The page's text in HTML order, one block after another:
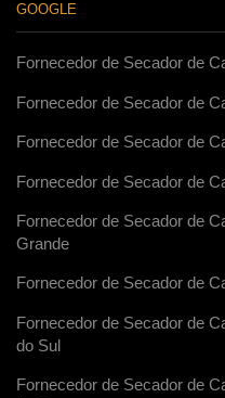
GOOGLE
Fornecedor de Secador de
Fornecedor de Secador de
Fornecedor de Secador de
Fornecedor de Secador de
Fornecedor de Secador de
Grande
Fornecedor de Secador de
Fornecedor de Secador de
do Sul
Fornecedor de Secador de